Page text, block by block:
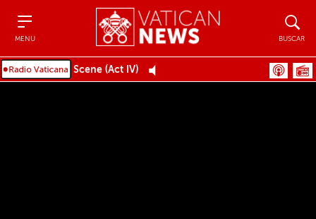
MENU BUSCAR
Scene (Act IV)